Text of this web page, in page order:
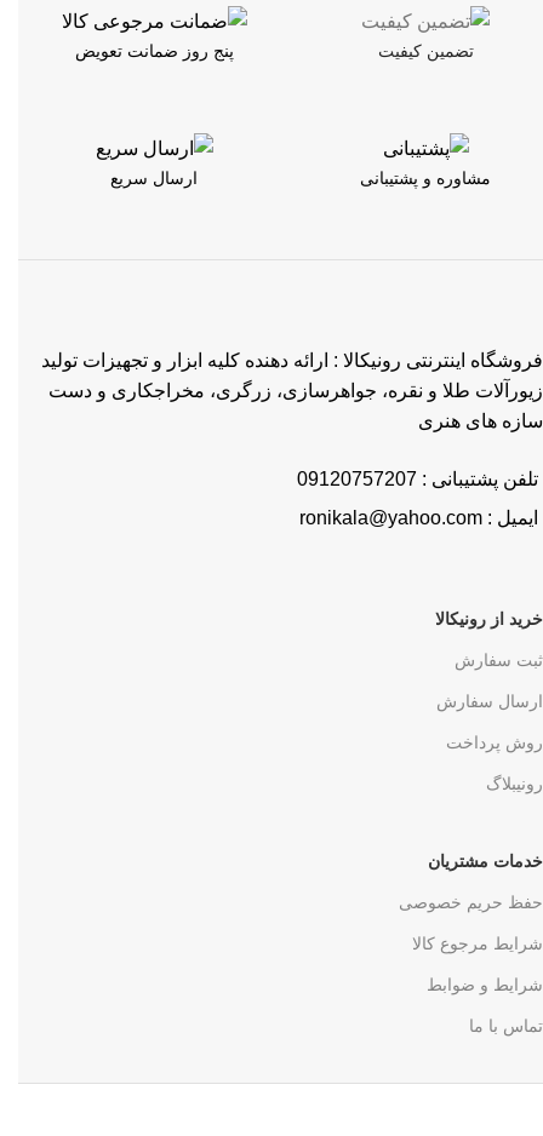
تضمین کیفیت پنج روز ضمانت تعویض
مشاوره و پشتیبانی ارسال سریع
فروشگاه اینترنتی رونیکالا : ارائه دهنده کلیه ابزار و تجهیزات تولید
زیورآلات طلا و نقره، جواهرسازی، زرگری، مخراجکاری و دست
سازه های هنری
تلفن پشتیبانی : 09120757207
ایمیل : ronikala@yahoo.com
خرید از رونیکالا
ثبت سفارش
ارسال سفارش
روش پرداخت
رونیبلاگ
خدمات مشتریان
حفظ حریم خصوصی
شرایط مرجوع کالا
شرایط و ضوابط
تماس با ما